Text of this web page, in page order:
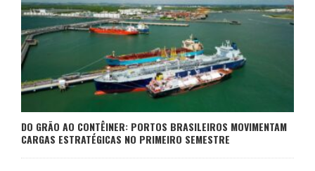
DO GRÃO AO CONTÊINER: PORTOS BRASILEIROS MOVIMENTAM
CARGAS ESTRATÉGICAS NO PRIMEIRO SEMESTRE